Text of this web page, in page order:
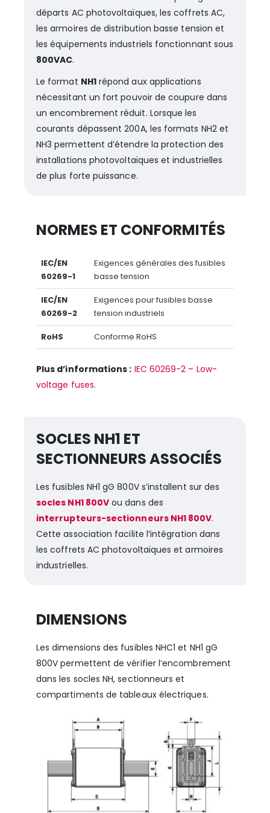
départs AC photovoltaïques, les coffrets AC,
les armoires de distribution basse tension et
les équipements industriels fonctionnant sous
800VAC.
Le format NH1répond aux applications
nécessitant un fort pouvoir de coupure dans
un encombrement réduit. Lorsque les
courants dépassent 200A, les formats NH2 et
NH3 permettent d’étendre la protection des
installations photovoltaïques et industrielles
de plus forte puissance.
NORMES ET CONFORMITÉS
IEC/EN
60269-1
Exigences générales des fusibles
basse tension
IEC/EN
60269-2
Exigences pour fusibles basse
tension industriels
RoHS Conforme RoHS
Plus d’informations : IEC 60269-2 – Low-
voltage fuses.
SOCLES NH1 ET
SECTIONNEURS ASSOCIÉS
Les fusibles NH1 gG 800V s’installent sur des
socles NH1 800V ou dans des
interrupteurs-sectionneurs NH1 800V.
Cette association facilite l’intégration dans
les coffrets AC photovoltaïques et armoires
industrielles.
DIMENSIONS
Les dimensions des fusibles NHC1 et NH1 gG
800V permettent de vérifier l’encombrement
dans les socles NH, sectionneurs et
compartiments de tableaux électriques.